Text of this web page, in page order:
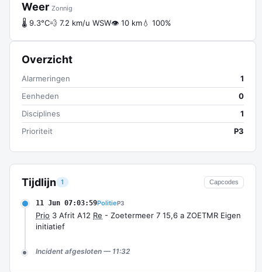
Tijdlijn 1 Capcodes
11 Jun 07:03:59PolitieP3
Prio 3 Afrit A12 Re - Zoetermeer 7 15,6 a ZOETMR Eigen
initiatief
Incident afgesloten — 11:32
Weer Zonnig
🌡 9.3°C💨 7.2 km/u WSW👁 10 km💧 100%
Overzicht
Alarmeringen
1
Eenheden
0
Disciplines
1
Prioriteit
P3